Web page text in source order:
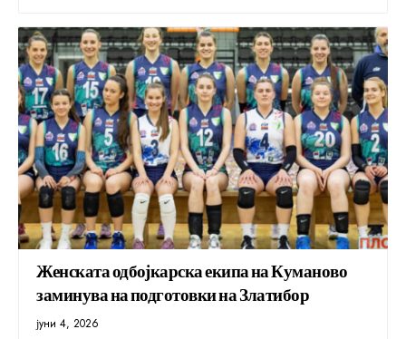
Женската одбојкарска екипа на Куманово
заминува на подготовки на Златибор
јуни 4, 2026